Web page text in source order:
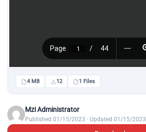
4 MB 12 1 Files
Mzi Administrator
Published 01/15/2023 · Updated 01/15/2023